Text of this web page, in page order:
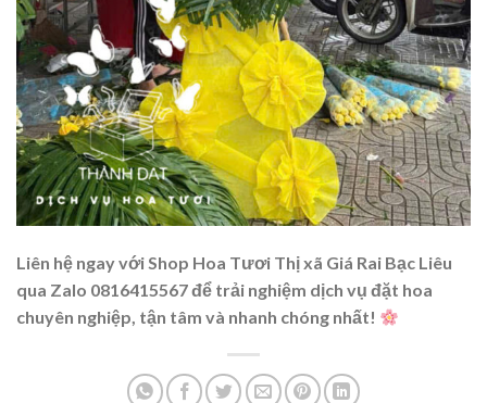
Liên hệ ngay với Shop Hoa Tươi Thị xã Giá Rai Bạc Liêu
qua Zalo 0816415567 để trải nghiệm dịch vụ đặt hoa
chuyên nghiệp, tận tâm và nhanh chóng nhất!